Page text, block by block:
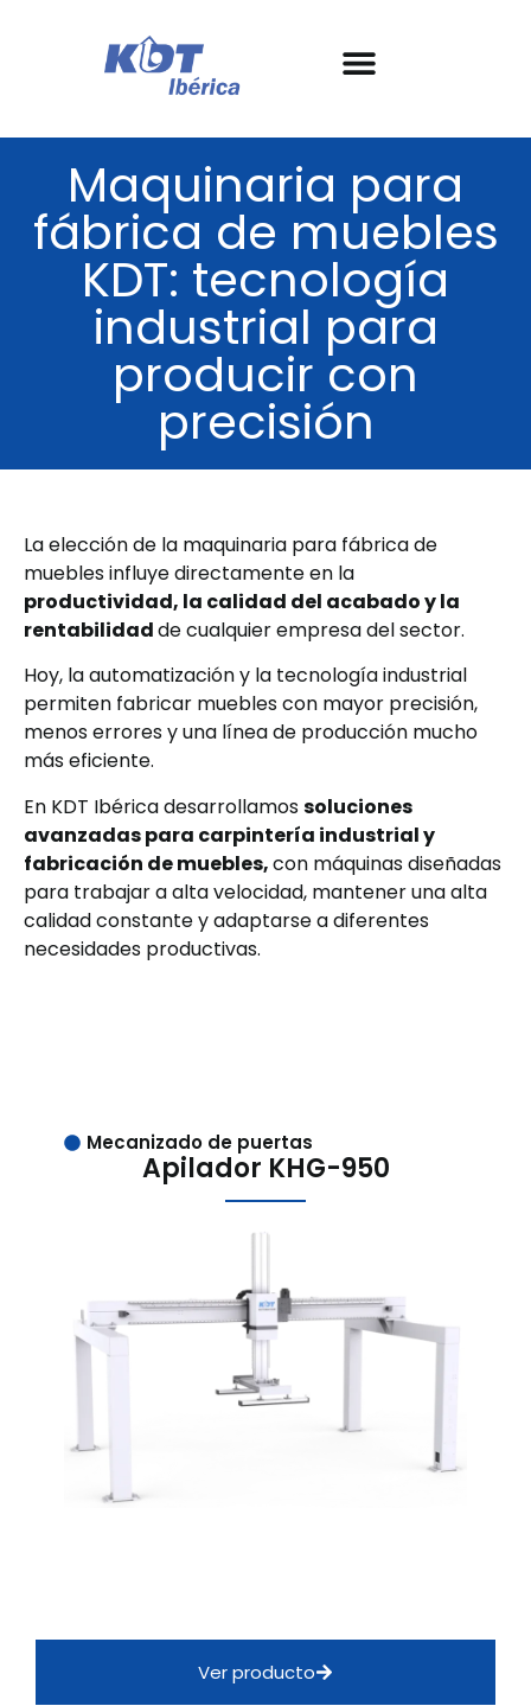
Maquinaria para
fábrica de muebles
KDT: tecnología
industrial para
producir con
precisión
La elección de la maquinaria para fábrica de
muebles influye directamente en la
productividad, la calidad del acabado y la
rentabilidadde cualquier empresa del sector.
Hoy, la automatización y la tecnología industrial
permiten fabricar muebles con mayor precisión,
menos errores y una línea de producción mucho
más eficiente.
En KDT Ibérica desarrollamossoluciones
avanzadas para carpintería industrial y
fabricación de muebles,con máquinas diseñadas
para trabajar a alta velocidad, mantener una alta
calidad constante y adaptarse a diferentes
necesidades productivas.
Mecanizado de puertas
Apilador KHG-950
Ver producto